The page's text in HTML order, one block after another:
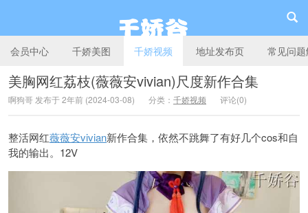
千娇谷
会员中心 千娇美图 千娇视频 地址发布页 常见问
美胸网红荔枝(薇薇安vivian)尺度新作合集
啊狗哥 发布于 2年前 (2024-03-08) 分类： 千娇视频 评论(0)
整活网红薇薇安vivian新作合集，依然不跳舞了有好几个cos和自
我的输出。12V